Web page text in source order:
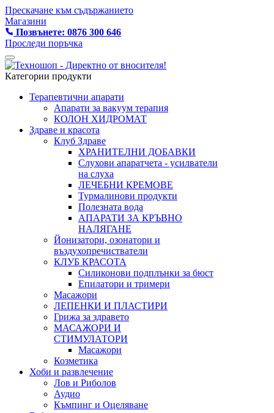
Прескачане към съдържанието
Магазини
Позвънете: 0876 300 646
Проследи поръчка
Категории продукти
Терапевтични апарати
Апарати за вакуум терапия
КОЛОН ХИДРОМАТ
Здраве и красота
Клуб Здраве
ХРАНИТЕЛНИ ДОБАВКИ
Слухови апаратчета - усилватели
на слуха
ЛЕЧЕБНИ КРЕМОВЕ
Турмалинови продукти
Полезната вода
АПАРАТИ ЗА КРЪВНО
НАЛЯГАНЕ
Йонизатори, озонатори и
въздухопречистватели
КЛУБ КРАСОТА
Силиконови подплънки за бюст
Епилатори и тримери
Масажори
ЛЕПЕНКИ И ПЛАСТИРИ
Грижа за здравето
МАСАЖОРИ И
СТИМУЛАТОРИ
Масажори
Козметика
Хоби и развлечение
Лов и Риболов
Аудио
Къмпинг и Оцеляване